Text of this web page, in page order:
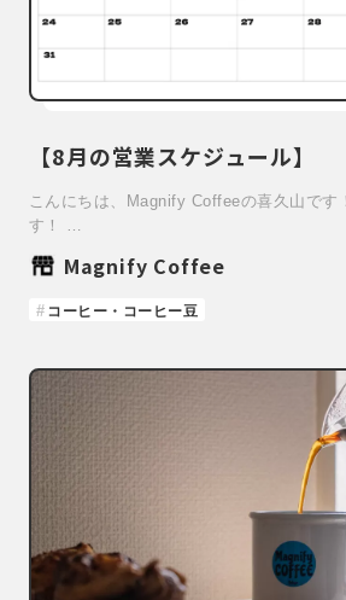
【8月の営業スケジュール】
こんにちは、Magnify Coffeeの喜久山です
す！ …
Magnify Coffee
コーヒー・コーヒー豆